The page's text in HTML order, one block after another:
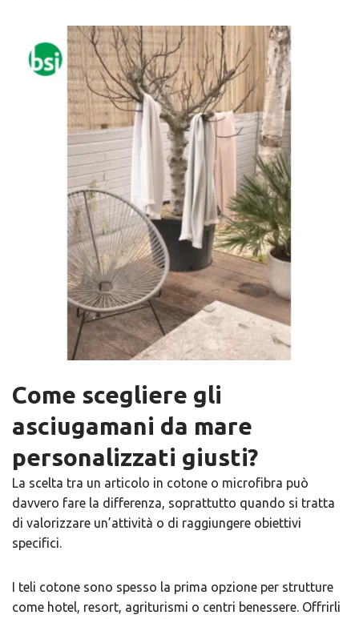
Come scegliere gli
asciugamani da mare
personalizzati giusti?
La scelta tra un articolo in cotone o microfibra può
davvero fare la differenza, soprattutto quando si tratta
di valorizzare un’attività o di raggiungere obiettivi
specifici.
I teli cotone sono spesso la prima opzione per strutture
come hotel, resort, agriturismi o centri benessere. Offrirli